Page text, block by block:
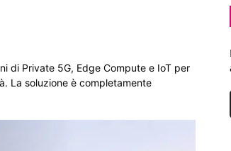
di Private 5G, Edge Compute e IoT per
La soluzione è completamente